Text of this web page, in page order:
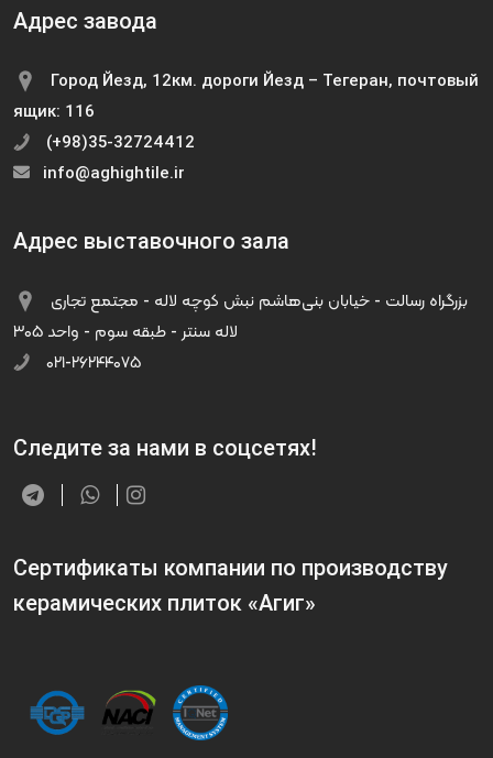
Адрес завода
Город Йезд, 12км. дороги Йезд – Тегеран, почтовый
ящик: 116
(+98)35-32724412
info@aghightile.ir
Адрес выставочного зала
لاله سنتر - طبقه سوم - واحد ۳۰۵
۰۲۱-۲۶۲۴۴۰۷۵
Следите за нами в соцсетях!
Сертификаты компании по производству
керамических плиток «Агиг»